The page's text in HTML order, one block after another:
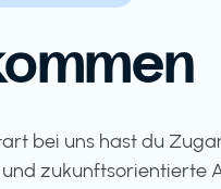
bei uns hast du
zukunftsorientierte